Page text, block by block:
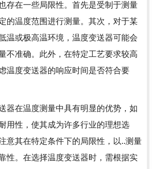
存在一些局限性。首先是受制于测量
的温度范围进行测量。其次，对于某
温或极高温环境，温度变送器可能会
不准确。此外，在特定工艺要求较高
温度变送器的响应时间是否符合要
器在温度测量中具有明显的优势，如
用性，使其成为许多行业的理想选
意其在特定条件下的局限性，以..测量
性。在选择温度变送器时，需根据实